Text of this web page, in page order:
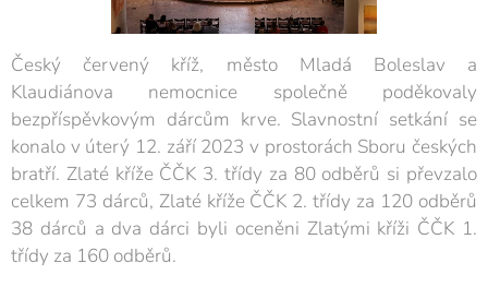
Český červený kříž, město Mladá Boleslav a
Klaudiánova nemocnice společně poděkovaly
bezpříspěvkovým dárcům krve. Slavnostní setkání se
konalo v úterý 12. září 2023 v prostorách Sboru českých
bratří. Zlaté kříže ČČK 3. třídy za 80 odběrů si převzalo
celkem 73 dárců, Zlaté kříže ČČK 2. třídy za 120 odběrů
38 dárců a dva dárci byli oceněni Zlatými kříži ČČK 1.
třídy za 160 odběrů.